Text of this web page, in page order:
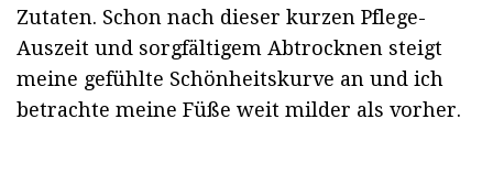
Zutaten. Schon nach dieser kurzen Pflege-
Auszeit und sorgfältigem Abtrocknen steigt
meine gefühlte Schönheitskurve an und ich
betrachte meine Füße weit milder als vorher.